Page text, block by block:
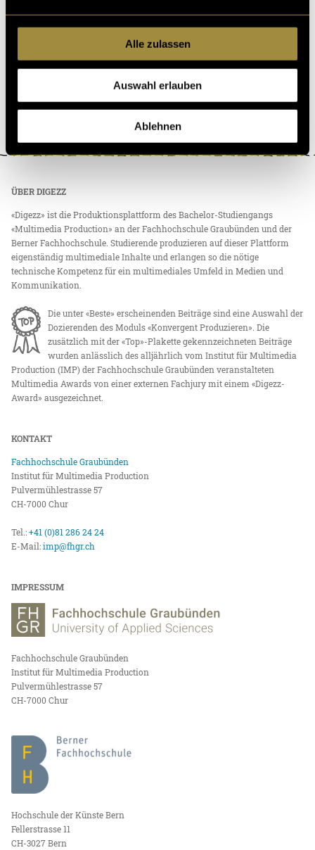
Alle zulassen
Auswahl erlauben
Ablehnen
04. Juni 2021- vonAnabel Baumgartner,Mara Eggenberger
ÜBER DIGEZZ
«Digezz» ist die Produktionsplattform des Bachelor-Studiengangs
«Multimedia Production» an der Fachhochschule Graubünden und der
Berner Fachhochschule. Studierende produzieren auf dieser Plattform
eigenständig multimediale Inhalte und erlangen so die nötige
technische Kompetenz für ein multimediales Umfeld in Medien und
Kommunikation.
Die unter «Beste» erscheinenden Beiträge sind eine Auswahl der
Dozierenden des Moduls «Konvergent Produzieren». Die
zusätzlich mit der «Top»-Plakette gekennzeichneten Beiträge
wurden anlässlich des alljährlich vom Institut für Multimedia
Production (IMP) der Fachhochschule Graubünden veranstalteten
Multimedia Awards von einer externen Fachjury mit einem «Digezz-
Award» ausgezeichnet.
KONTAKT
Fachhochschule Graubünden
Institut für Multimedia Production
Pulvermühlestrasse 57
CH-7000 Chur
Tel.:+41 (0)81 286 24 24
E-Mail:imp@fhgr.ch
IMPRESSUM
Fachhochschule Graubünden
Institut für Multimedia Production
Pulvermühlestrasse 57
CH-7000 Chur
Hochschule der Künste Bern
Fellerstrasse 11
CH-3027 Bern